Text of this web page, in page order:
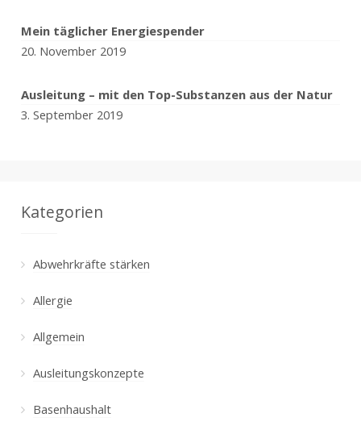
Mein täglicher Energiespender
20. November 2019
Ausleitung – mit den Top-Substanzen aus der Natur
3. September 2019
Kategorien
Abwehrkräfte stärken
Allergie
Allgemein
Ausleitungskonzepte
Basenhaushalt